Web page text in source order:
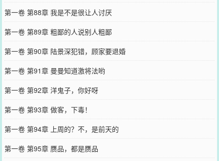
第一卷 第88章 我是不是很让人讨厌
第一卷 第89章 粗鄙的人说别人粗鄙
第一卷 第90章 陆景深犯错，顾家要退婚
第一卷 第91章 曼曼知道激将法哟
第一卷 第92章 洋鬼子，你好呀
第一卷 第93章 做客，下毒！
第一卷 第94章 上周的？不，是前天的
第一卷 第95章 赝品，都是赝品